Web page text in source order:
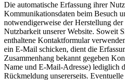
Die automatische Erfassung ihrer
Kommunikationsdaten beim Besuch
notwendigerweise der Herstellung
Nutzbarkeit unserer Website. Soweit
enthaltene Kontaktformular
ein E-Mail schicken, dient die
Zusammenhang bekannt gegeben
Name und E-Mail-Adresse) lediglich
Rückmeldung unsererseits.